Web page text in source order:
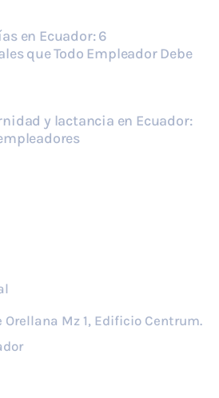
en Ecuador: 6
que Todo Empleador Debe
y lactancia en Ecuador:
Orellana Mz 1, Edificio Centrum.